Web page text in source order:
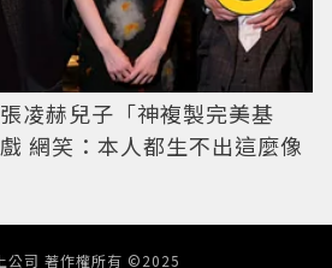
凌赫兒子「神複製完美基
網笑：本人都生不出這麼像
公司 著作權所有 ©2025